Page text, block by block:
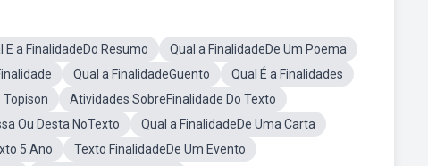
E a FinalidadeDo Resumo
Qual a FinalidadeDe Um Poema
Qual a FinalidadeGuento
Qual É a Finalidades
Topison
Atividades SobreFinalidade Do Texto
Ou Desta NoTexto
Qual a FinalidadeDe Uma Carta
5 Ano
Texto FinalidadeDe Um Evento